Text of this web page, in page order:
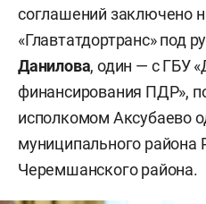
соглашений заключено
«Главтатдортранс» под
Данилова, один — с ГБУ
финансирования ПДР»,
исполкомом Аксубаево
муниципального района
Черемшанского района.